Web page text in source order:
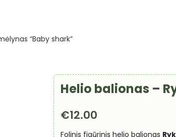
“Baby shark”
Helio balionas –
€12.00
Folinis figūrinis helio balionas